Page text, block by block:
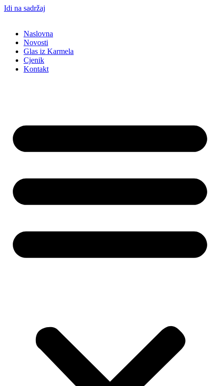
Idi na sadržaj
Naslovna
Novosti
Glas iz Karmela
Cjenik
Kontakt